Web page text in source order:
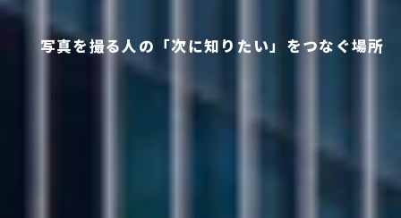
写真を撮る人の「次に知りたい」をつなぐ場所